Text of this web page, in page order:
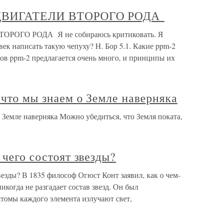
ВТОРОГО РОДА
РОДА Я не собираюсь критиковать. Я
написать такую чепуху? Н. Бор 5.1. Какие ppm-2
ppm-2 предлагается очень много, и принципы их
мы знаем о Земле наверняка
наверняка Можно убедиться, что Земля поката,
состоят звезды?
В 1835 философ Огюст Конт заявил, как о чем-
не разгадает состав звезд. Он был
каждого элемента излучают свет,